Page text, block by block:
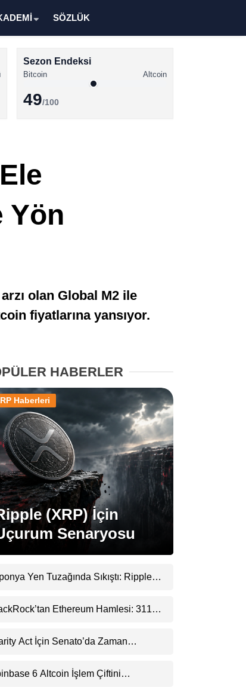
Stablecoin Haberleri
Instagram
Youtube
TikTok
Pinterest
Telegram
SÖZLÜK
Sezon Endeksi
Bitcoin Altcoin
49/100
Yön
olan Global M2 ile
fiyatlarına yansıyor.
HABERLER
(XRP) İçin
Senaryosu
Haberleri
Yen Tuzağında Sıkıştı: Ripple
Ethereum Hamlesi: 311
Act İçin Senato’da Zaman
6 Altcoin İşlem Çiftini